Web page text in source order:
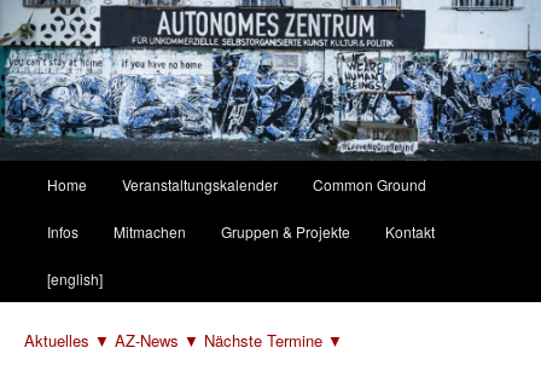
Zum
primären
Inhalt
springen
Zum
sekundären
Inhalt
springen
Home Veranstaltungskalender Common Ground
Infos Mitmachen Gruppen & Projekte Kontakt
[english]
Aktuelles ▼ AZ-News ▼ Nächste Termine ▼